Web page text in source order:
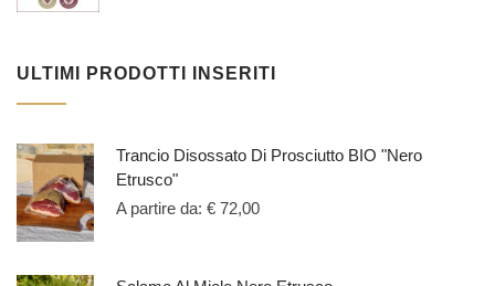
ULTIMI PRODOTTI INSERITI
Trancio Disossato Di Prosciutto BIO "Nero
Etrusco"
A partire da: € 72,00